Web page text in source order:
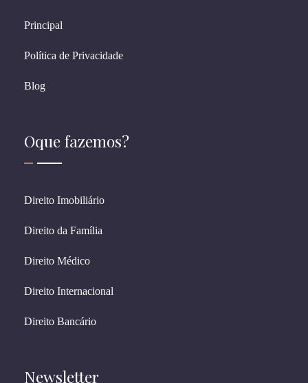
Principal
Política de Privacidade
Blog
Oque fazemos?
Direito Imobiliário
Direito da Família
Direito Médico
Direito Internacional
Direito Bancário
Newsletter